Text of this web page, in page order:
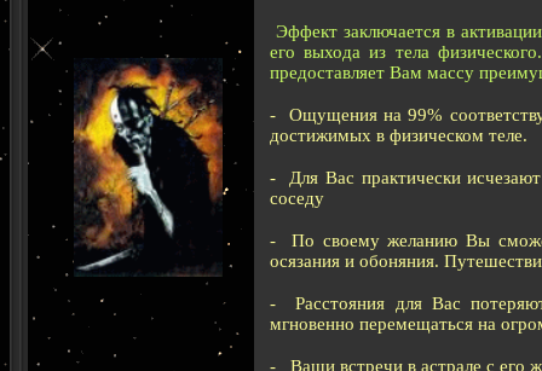
Эффект заключается в
его выхода из тела
предоставляет Вам массу
- Ощущения на 99%
достижимых в физическом теле.
- Для Вас практически
соседу
- По своему желанию Вы
осязания и обоняния.
- Расстояния для Вас
мгновенно перемещаться на
- Ваши встречи в астрале с его